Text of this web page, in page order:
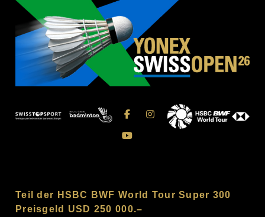
Teil der HSBC BWF World Tour Super 300
Preisgeld USD 250 000.–